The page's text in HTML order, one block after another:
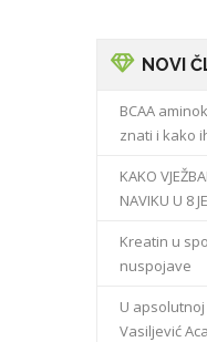
NOVI
BCAA
znati i kako
KAKO
NAVIKU U 8
Kreatin u
nuspojave
U
Vasiljević Aca